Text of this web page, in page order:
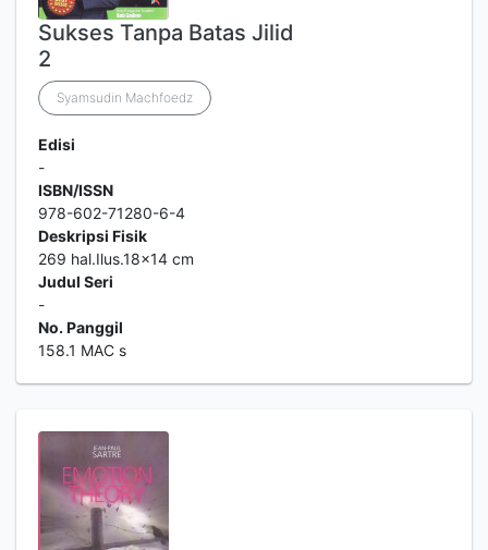
Sukses Tanpa Batas Jilid
2
Syamsudin Machfoedz
Edisi
-
ISBN/ISSN
978-602-71280-6-4
Deskripsi Fisik
269 hal.Ilus.18x14 cm
Judul Seri
-
No. Panggil
158.1 MAC s